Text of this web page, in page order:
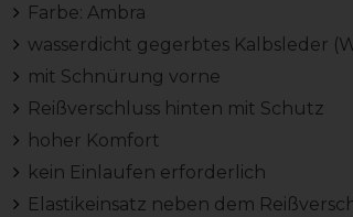
Farbe: Ambra
wasserdicht gegerbtes Kalbsleder
mit Schnürung vorne
Reißverschluss hinten mit Schutz
hoher Komfort
kein Einlaufen erforderlich
Elastikeinsatz neben dem